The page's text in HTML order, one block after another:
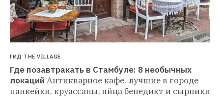
ГИД THE VILLAGE
Где позавтракать в Стамбуле: 8 необычных
локаций Антикварное кафе, лучшие в городе
панкейки, круассаны, яйца бенедикт и сырники